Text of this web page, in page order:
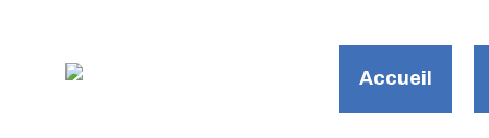
Accueil